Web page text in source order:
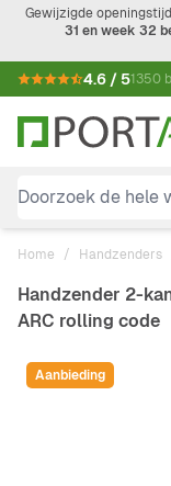
Ga naar de inhoud
Gewijzigde
31 en week 32
4.6 / 51350
Doorzoek de hele
Home / Handzenders
Handzender 2-
ARC rolling code
Aanbieding